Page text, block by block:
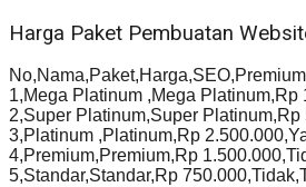
Harga Paket Pembuatan
1,Mega Platinum ,Mega Platinum,Rp
2,Super Platinum,Super Platinum,Rp
3,Platinum ,Platinum,Rp
4,Premium,Premium,Rp
5,Standar,Standar,Rp